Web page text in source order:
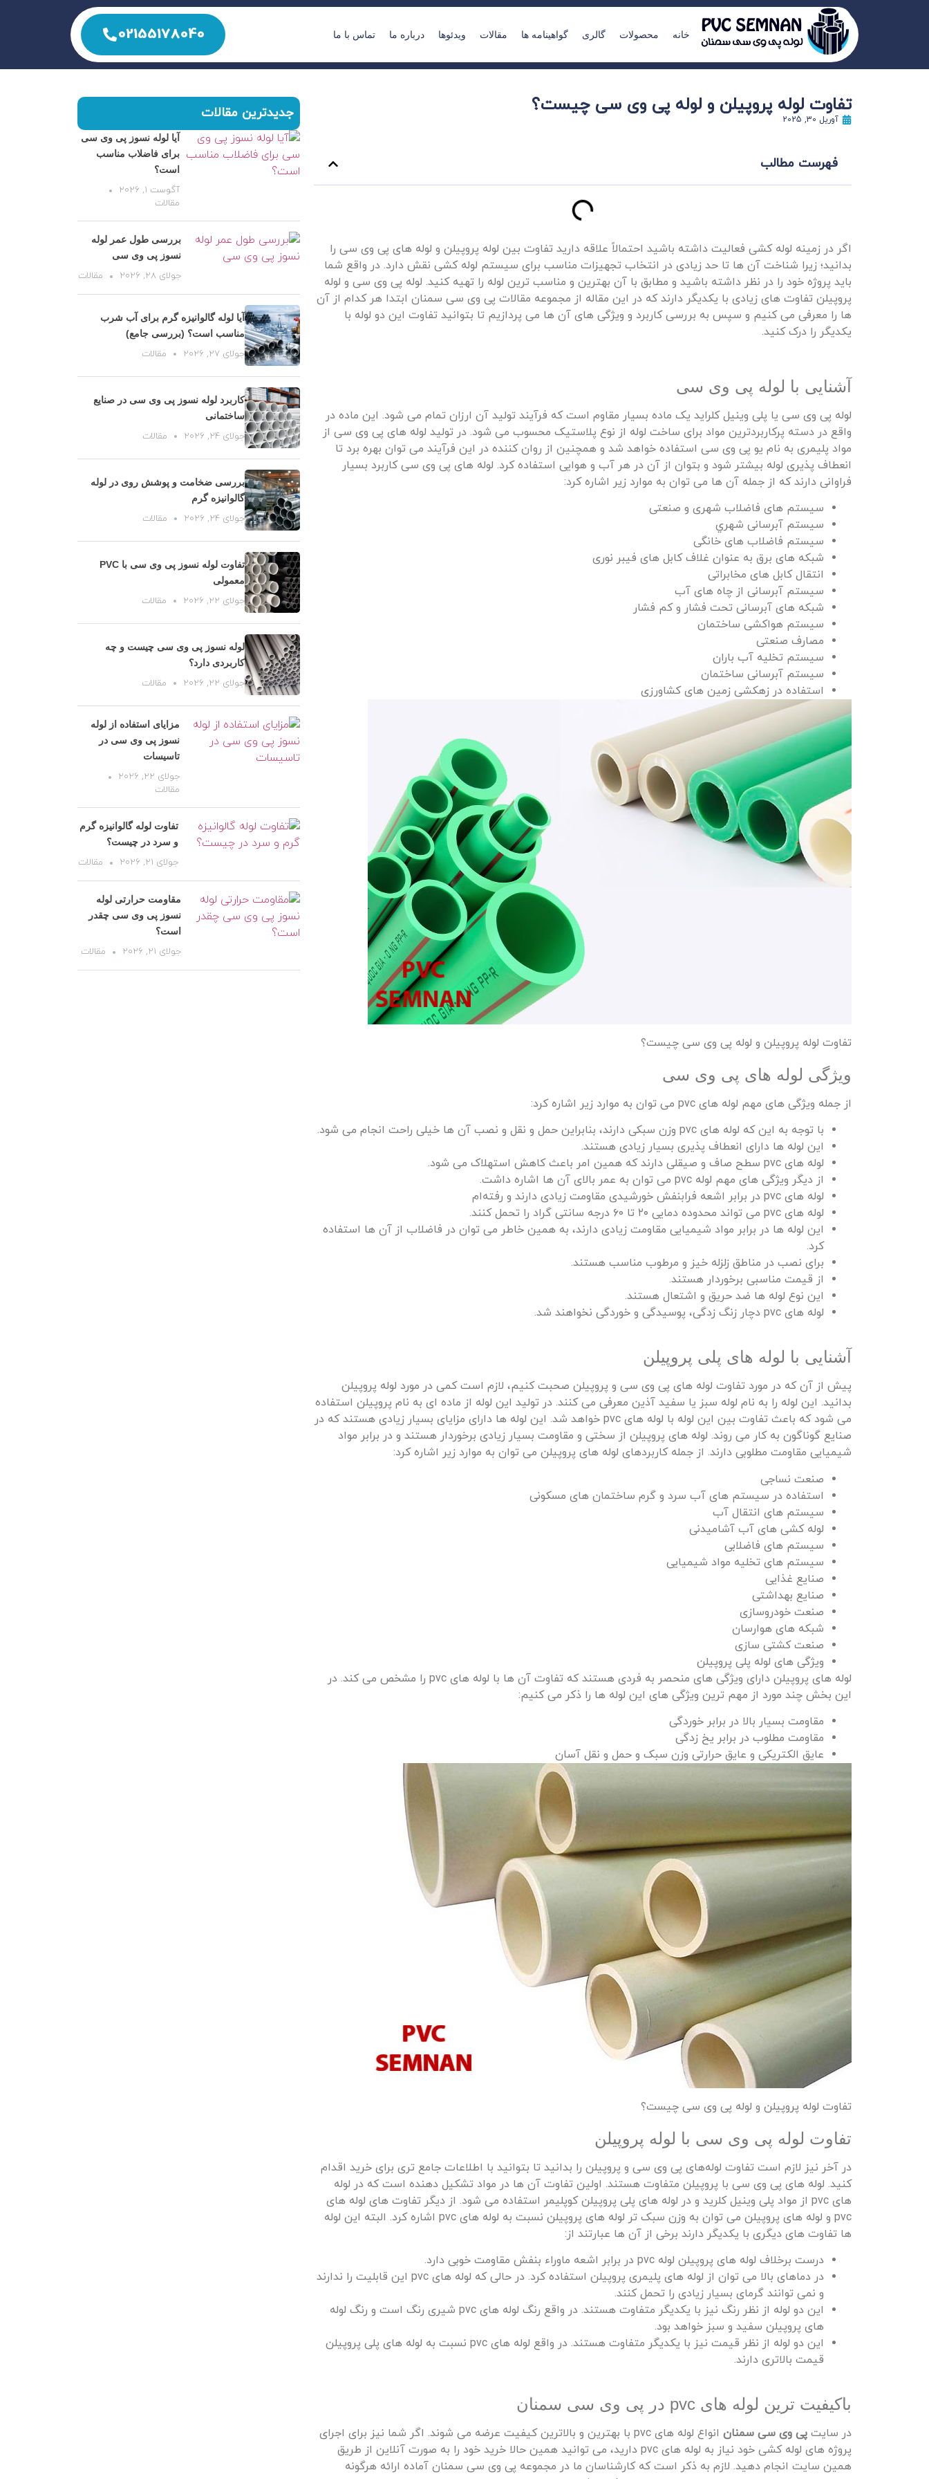
خانه محصولات گالری گواهینامه ها مقالات ویدئوها درباره ما تماس با ما 02155178040
جدیدترین مقالات
آیا لوله نسوز پی وی سی
برای فاضلاب مناسب
است؟
آگوست 1, 2026
مقالات
بررسی طول عمر لوله
نسوز پی وی سی
جولای 28, 2026 مقالات
آیا لوله گالوانیزه گرم برای آب شرب
مناسب است؟ (بررسی جامع)
جولای 27, 2026 مقالات
کاربرد لوله نسوز پی وی سی در صنایع
ساختمانی
جولای 24, 2026 مقالات
بررسی ضخامت و پوشش روی در لوله
گالوانیزه گرم
جولای 24, 2026 مقالات
تفاوت لوله نسوز پی وی سی با PVC
معمولی
جولای 22, 2026 مقالات
لوله نسوز پی وی سی چیست و چه
کاربردی دارد؟
جولای 22, 2026 مقالات
مزایای استفاده از لوله
نسوز پی وی سی در
تاسیسات
جولای 22, 2026
مقالات
تفاوت لوله گالوانیزه گرم
و سرد در چیست؟
جولای 21, 2026 مقالات
مقاومت حرارتی لوله
نسوز پی وی سی چقدر
است؟
جولای 21, 2026 مقالات
تفاوت لوله پروپیلن و لوله پی وی سی چیست؟
آوریل 30, 2025
فهرست مطالب
اگر در زمینه لوله‌ کشی فعالیت داشته باشید احتمالاً علاقه دارید تفاوت بین لوله پروپیلن و لوله‌ های پی وی سی را
بدانید؛ زیرا شناخت آن‌ ها تا حد زیادی در انتخاب تجهیزات مناسب برای سیستم لوله‌ کشی نقش دارد. در واقع شما
باید پروژه خود را در نظر داشته باشید و مطابق با آن بهترین و مناسب‌ ترین لوله را تهیه کنید. لوله پی وی سی و لوله
پروپیلن تفاوت‌ های زیادی با یکدیگر دارند که در این مقاله از مجموعه مقالات پی‌ وی‌ سی سمنان ابتدا هر کدام از آن‌
ها را معرفی می‌ کنیم و سپس به بررسی کاربرد و ویژگی‌ های آن‌ ها می‌ پردازیم تا بتوانید تفاوت این دو لوله با
یکدیگر را درک کنید.
آشنایی با لوله پی وی سی
لوله پی وی سی یا پلی‌ وینیل‌ کلراید یک ماده بسیار مقاوم است که فرآیند تولید آن ارزان تمام می‌ شود. این ماده در
واقع در دسته پرکاربردترین مواد برای ساخت لوله از نوع پلاستیک محسوب می‌ شود. در تولید لوله‌ های پی وی سی از
مواد پلیمری به نام یو پی وی سی استفاده خواهد شد و همچنین از روان کننده در این فرآیند می‌ توان بهره برد تا
انعطاف‌ پذیری لوله بیشتر شود و بتوان از آن در هر آب‌ و هوایی استفاده کرد. لوله‌ های پی وی سی کاربرد بسیار
فراوانی دارند که از جمله آن‌ ها می‌ توان به موارد زیر اشاره کرد:
سیستم های فاضلاب شهری و صنعتی
سيستم آبرسانی شهري
سیستم فاضلاب های خانگی
شبکه های برق به عنوان غلاف کابل های فیبر نوری
انتقال کابل‌ های مخابراتی
سيستم آبرسانی از چاه های آب
شبکه های آبرسانی تحت فشار و کم فشار
سيستم هواکشی ساختمان
مصارف صنعتی
سيستم تخليه آب باران
سيستم آبرسانی ساختمان
استفاده در زهکشی زمین های کشاورزی
تفاوت لوله پروپیلن و لوله پی وی سی چیست؟
ویژگی لوله‌ های پی وی سی
از جمله ویژگی‌ های مهم لوله‌ های pvc می توان به موارد زیر اشاره کرد:
با توجه به این‌ که لوله‌ های pvc وزن سبکی دارند، بنابراین حمل‌ و نقل و نصب آن‌ ها خیلی راحت انجام می‌ شود.
این لوله‌ ها دارای انعطاف‌ پذیری بسیار زیادی هستند.
لوله‌ های pvc سطح صاف و صیقلی دارند که همین امر باعث کاهش استهلاک می‌ شود.
از دیگر ویژگی های مهم لوله pvc می توان به عمر بالای آن ها اشاره داشت.
لوله‌ های pvc در برابر اشعه فرابنفش خورشیدی مقاومت زیادی دارند و رفته‌ام
لوله‌ های pvc می تواند محدوده دمایی ۲۰ تا ۶۰ درجه سانتی‌ گراد را تحمل کنند.
این لوله‌ ها در برابر مواد شیمیایی مقاومت زیادی دارند، به‌ همین خاطر می‌ توان در فاضلاب از آن‌ ها استفاده
کرد.
برای نصب در مناطق زلزله خیز و مرطوب مناسب هستند.
از قیمت مناسبی برخوردار هستند.
این نوع لوله‌ ها ضد حریق و اشتعال هستند.
لوله‌ های pvc دچار زنگ‌ زدگی، پوسیدگی و خوردگی نخواهند شد.
آشنایی با لوله های پلی پروپیلن
پیش‌ از آن‌ که در مورد تفاوت لوله‌ های پی وی سی و پروپیلن صحبت کنیم، لازم است کمی در مورد لوله پروپیلن
بدانید. این لوله را به نام لوله سبز یا سفید آذین معرفی می‌ کنند. در تولید این لوله از ماده ای به نام پروپیلن استفاده
می‌ شود که باعث تفاوت بین این لوله با لوله‌ های pvc خواهد شد. این لوله‌ ها دارای مزایای بسیار زیادی هستند که در
صنایع گوناگون به کار می روند. لوله‌ های پروپیلن از سختی و مقاومت بسیار زیادی برخوردار هستند و در برابر مواد
شیمیایی مقاومت مطلوبی دارند. از جمله کاربردهای لوله‌ های پروپیلن می‌ توان به موارد زیر اشاره کرد:
صنعت نساجی
استفاده در سیستم‌ های آب سرد و گرم ساختمان‌ های مسکونی
سیستم‌ های انتقال آب
لوله کشی‌ های آب آشامیدنی
سیستم های فاضلابی
سیستم‌ های تخلیه مواد شیمیایی
صنایع غذایی
صنایع بهداشتی
صنعت خودروسازی
شبکه ‌های هوارسان
صنعت کشتی سازی
ویژگی های لوله پلی پروپیلن
لوله‌ های پروپیلن دارای ویژگی‌ های منحصر به‌ فردی هستند که تفاوت آن‌ ها با لوله‌ های pvc را مشخص می‌ کند. در
این بخش چند مورد از مهم‌ ترین ویژگی‌ های این لوله‌ ها را ذکر می‌ کنیم:
مقاومت بسیار بالا در برابر خوردگی
مقاومت مطلوب در برابر یخ‌ زدگی
عایق الکتریکی و عایق حرارتی وزن سبک و حمل‌ و نقل آسان
تفاوت لوله پروپیلن و لوله پی وی سی چیست؟
تفاوت لوله پی وی سی با لوله پروپیلن
در آخر نیز لازم است تفاوت لوله‌های پی وی سی و پروپیلن را بدانید تا بتوانید با اطلاعات جامع تری برای خرید اقدام
کنید. لوله‌ های پی وی سی با پروپیلن متفاوت هستند. اولین تفاوت آن‌ ها در مواد تشکیل‌ دهنده است که در لوله‌
های pvc از مواد پلی‌ وینیل کلرید و در لوله‌ های پلی پروپیلن کوپلیمر استفاده می‌ شود. از دیگر تفاوت‌ های لوله‌ های
pvc و لوله های پروپیلن می‌ توان به وزن سبک‌ تر لوله‌ های پروپیلن نسبت‌ به لوله‌ های pvc اشاره کرد. البته این لوله‌
ها تفاوت‌ های دیگری با یکدیگر دارند برخی از آن‌ ها عبارتند از:
درست برخلاف لوله‌ های پروپیلن لوله pvc در برابر اشعه ماوراء بنفش مقاومت خوبی دارد.
در دماهای بالا می‌ توان از لوله‌ های پلیمری پروپیلن استفاده کرد. در حالی‌ که لوله‌ های pvc این قابلیت را ندارند
و نمی‌ توانند گرمای بسیار زیادی را تحمل کنند.
این دو لوله از نظر رنگ نیز با یکدیگر متفاوت هستند. در واقع رنگ لوله‌ های pvc شیری رنگ است و رنگ لوله‌
های پروپیلن سفید و سبز خواهد بود.
این دو لوله از نظر قیمت نیز با یکدیگر متفاوت هستند. در واقع لوله‌ های pvc نسبت به لوله‌ های پلی پروپیلن
قیمت بالاتری دارند.
باکیفیت‌ ترین لوله‌ های pvc در پی وی سی سمنان
در سایت پی وی سی سمنان
انواع لوله‌ های pvc با بهترین و بالاترین کیفیت عرضه می‌ شوند. اگر شما نیز برای اجرای
پروژه‌ های لوله‌ کشی خود نیاز به لوله‌ های pvc دارید، می‌ توانید همین حالا خرید خود را به‌ صورت آنلاین از طریق
همین سایت انجام دهید. لازم به ذکر است که کارشناسان ما در مجموعه پی وی سی سمنان آماده ارائه هرگونه